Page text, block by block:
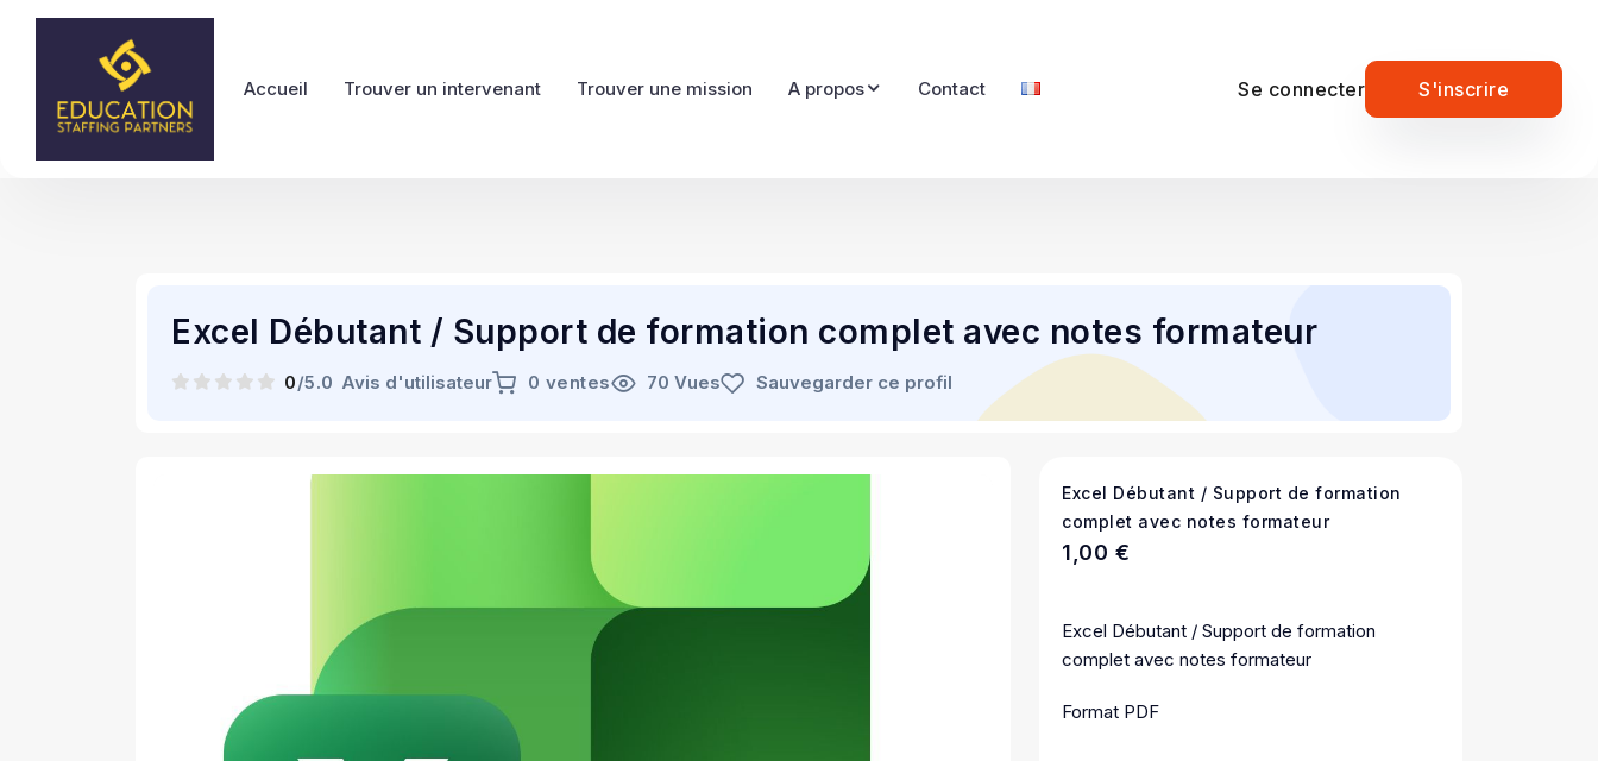
Accueil Trouver un intervenant Trouver une mission A propos Contact Se connecter S'inscrire
Excel Débutant / Support de formation complet avec notes formateur
0/5.0 Avis d'utilisateur 0 ventes 70 Vues Sauvegarder ce profil
Excel Débutant / Support de formation
complet avec notes formateur
1,00 €
Excel Débutant / Support de formation
complet avec notes formateur
Format PDF